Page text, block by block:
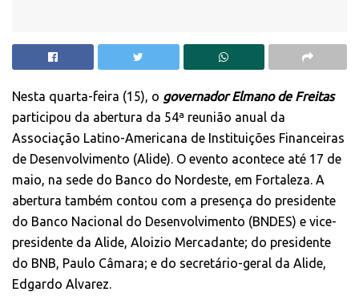
Nesta quarta-feira (15), o governador Elmano de Freitas
participou da abertura da 54ª reunião anual da
Associação Latino-Americana de Instituições Financeiras
de Desenvolvimento (Alide). O evento acontece até 17 de
maio, na sede do Banco do Nordeste, em Fortaleza. A
abertura também contou com a presença do presidente
do Banco Nacional do Desenvolvimento (BNDES) e vice-
presidente da Alide, Aloizio Mercadante; do presidente
do BNB, Paulo Câmara; e do secretário-geral da Alide,
Edgardo Alvarez.